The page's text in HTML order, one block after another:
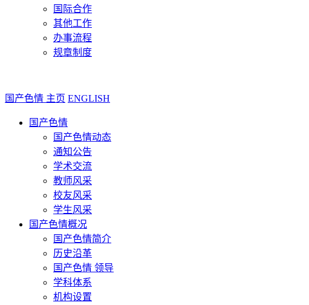
国际合作
其他工作
办事流程
规章制度
国产色情 主页 ENGLISH
国产色情
国产色情动态
通知公告
学术交流
教师风采
校友风采
学生风采
国产色情概况
国产色情简介
历史沿革
国产色情 领导
学科体系
机构设置